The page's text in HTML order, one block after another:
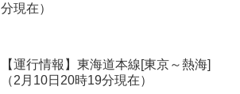
分現在）
【運行情報】東海道本線[東京～熱海]
（2月10日20時19分現在）